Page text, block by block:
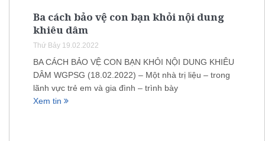
Ba cách bảo vệ con bạn khỏi nội dung
khiêu dâm
Thứ Bảy 19.02.2022
BA CÁCH BẢO VỆ CON BẠN KHỎI NỘI DUNG KHIÊU
DÂM WGPSG (18.02.2022) – Một nhà trị liệu – trong
lãnh vực trẻ em và gia đình – trình bày
Xem tin